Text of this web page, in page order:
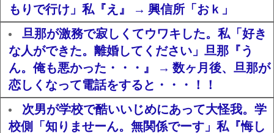
もりで行け」私『え』 → 興信所「おｋ」
旦那が激務で寂しくてウワキした。私「好き
な人ができた。離婚してください」旦那『う
ん。俺も悪かった・・・』 → 数ヶ月後、旦那が
恋しくなって電話をすると・・・！！
次男が学校で酷いいじめにあって大怪我。学
校側「知りませーん。無関係でーす」私『悔し